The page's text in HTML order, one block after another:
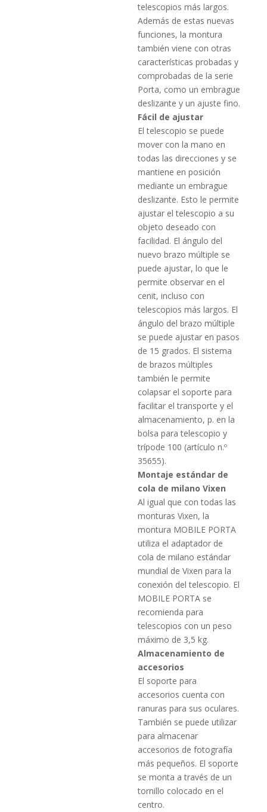
telescopios más largos.
Además de estas nuevas
funciones, la montura
también viene con otras
características probadas y
comprobadas de la serie
Porta, como un embrague
deslizante y un ajuste fino.
Fácil de ajustar
El telescopio se puede
mover con la mano en
todas las direcciones y se
mantiene en posición
mediante un embrague
deslizante. Esto le permite
ajustar el telescopio a su
objeto deseado con
facilidad. El ángulo del
nuevo brazo múltiple se
puede ajustar, lo que le
permite observar en el
cenit, incluso con
telescopios más largos. El
ángulo del brazo múltiple
se puede ajustar en pasos
de 15 grados. El sistema
de brazos múltiples
también le permite
colapsar el soporte para
facilitar el transporte y el
almacenamiento, p. en la
bolsa para telescopio y
trípode 100 (artículo n.º
35655).
Montaje estándar de
cola de milano Vixen
Al igual que con todas las
monturas Vixen, la
montura MOBILE PORTA
utiliza el adaptador de
cola de milano estándar
mundial de Vixen para la
conexión del telescopio. El
MOBILE PORTA se
recomienda para
telescopios con un peso
máximo de 3,5 kg.
Almacenamiento de
accesorios
El soporte para
accesorios cuenta con
ranuras para sus oculares.
También se puede utilizar
para almacenar
accesorios de fotografía
más pequeños. El soporte
se monta a través de un
tornillo colocado en el
centro.